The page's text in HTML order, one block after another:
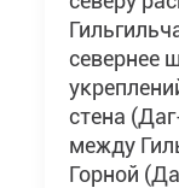
севернее
стена
между
Горной